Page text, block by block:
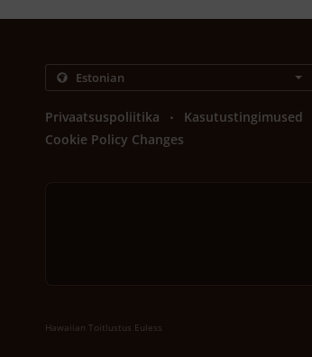
Privaatsuspoliitika . Kasutustingimused
Cookie Policy Changes
Hawaiian Toitlustus Euless